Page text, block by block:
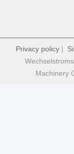
Privacy policy|
Machinery